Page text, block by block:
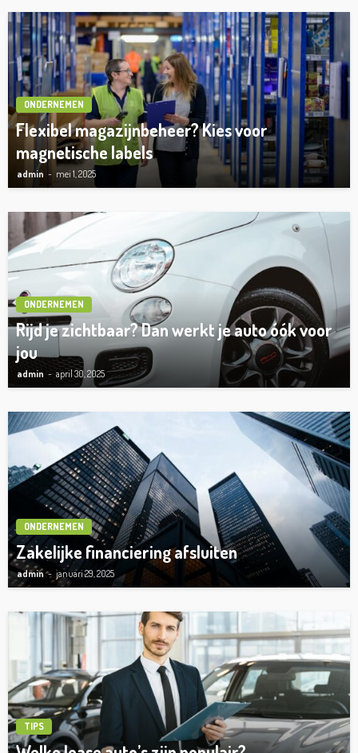
ONDERNEMEN
Flexibel magazijnbeheer? Kies voor
magnetische labels
admin mei 1, 2025
ONDERNEMEN
Rijd je zichtbaar? Dan werkt je auto óók voor
jou
admin april 30, 2025
ONDERNEMEN
Zakelijke financiering afsluiten
admin januari 29, 2025
TIPS